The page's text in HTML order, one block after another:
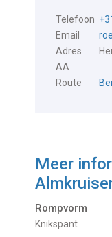
Telefoon
Email
Adres
AA
Route
Meer
Rompvorm
Knikspant